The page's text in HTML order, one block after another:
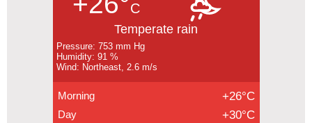
C
Temperate rain
Pressure: 753 mm Hg
Humidity: 91 %
Wind: Northeast, 2.6 m/s
Morning +26°C
Day +30°C